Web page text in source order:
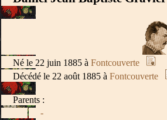
Né le 22 juin 1885 à Fontcouverte
Décédé le 22 août 1885 à Fontcouverte
Parents :
-